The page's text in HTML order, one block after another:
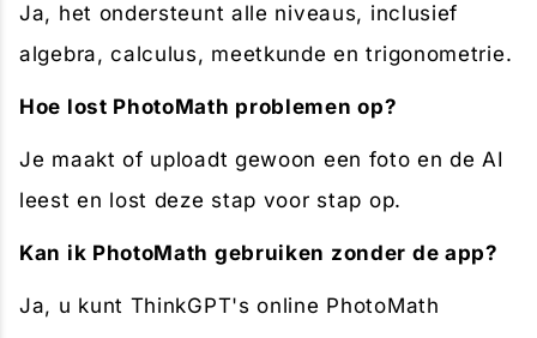
Ja, het ondersteunt alle niveaus, inclusief
algebra, calculus, meetkunde en trigonometrie.
Hoe lost PhotoMath problemen op?
Je maakt of uploadt gewoon een foto en de AI
leest en lost deze stap voor stap op.
Kan ik PhotoMath gebruiken zonder de app?
Ja, u kunt ThinkGPT's online PhotoMath